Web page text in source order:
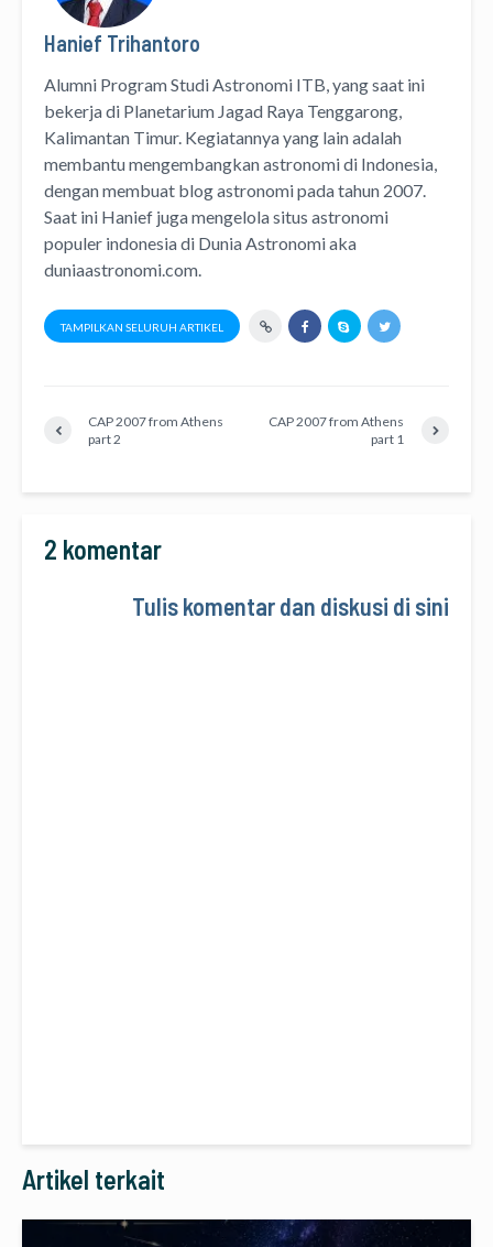
Hanief Trihantoro
Alumni Program Studi Astronomi ITB, yang saat ini
bekerja di Planetarium Jagad Raya Tenggarong,
Kalimantan Timur. Kegiatannya yang lain adalah
membantu mengembangkan astronomi di Indonesia,
dengan membuat blog astronomi pada tahun 2007.
Saat ini Hanief juga mengelola situs astronomi
populer indonesia di Dunia Astronomi aka
duniaastronomi.com.
TAMPILKAN SELURUH ARTIKEL
CAP 2007 from Athens
part 2
CAP 2007 from Athens
part 1
2 komentar
Tulis komentar dan diskusi di sini
Artikel terkait